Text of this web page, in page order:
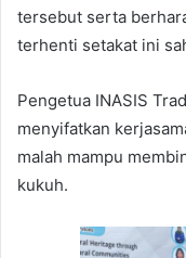
tersebut serta
terhenti setakat ini
Pengetua INASIS
menyifatkan
malah mampu
kukuh.